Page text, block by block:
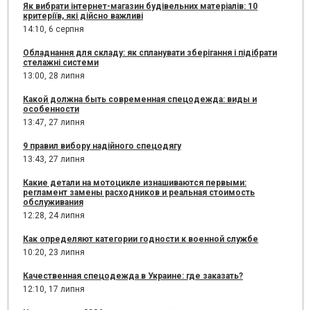
Як вибрати інтернет-магазин будівельних матеріалів: 10
критеріїв, які дійсно важливі
14:10, 6 серпня
Обладнання для складу: як спланувати зберігання і підібрати
стелажні системи
13:00, 28 липня
Какой должна быть современная спецодежда: виды и
особенности
13:47, 27 липня
9 правил вибору надійного спецодягу
13:43, 27 липня
Какие детали на мотоцикле изнашиваются первыми:
регламент замены расходников и реальная стоимость
обслуживания
12:28, 24 липня
Как определяют категории годности к военной службе
10:20, 23 липня
Качественная спецодежда в Украине: где заказать?
12:10, 17 липня